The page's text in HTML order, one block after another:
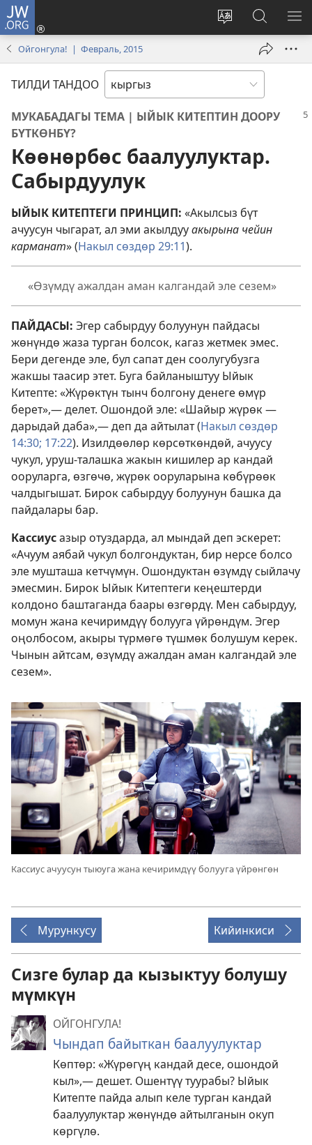
JW.ORG
Башка
тандоо
Кирүү
(жаңы
JW.ORG
сайтынан
издөө
Ойгонгула! | Февраль, 2015
ТИЛДИ ТАНДОО
МУКАБАДАГЫ ТЕМА | ЫЙЫК КИТЕПТИН ДООРУ
БҮТКӨНБҮ?
Көөнөрбөс баалуулуктар.
Сабырдуулук
ЫЙЫК КИТЕПТЕГИ ПРИНЦИП: «Акылсыз бүт
ачуусун чыгарат, ал эми акылдууакырына чейин
карманат» (Накыл сөздөр 29:11).
«Өзүмдү ажалдан аман калгандай эле сезем»
ПАЙДАСЫ: Эгер сабырдуу болуунун пайдасы
жөнүндө жаза турган болсок, кагаз жетмек эмес.
Бери дегенде эле, бул сапат ден соолугубузга
жакшы таасир этет. Буга байланыштуу Ыйык
Китепте: «Жүрөктүн тынч болгону денеге өмүр
берет»,— делет. Ошондой эле: «Шайыр жүрөк —
дарыдай даба»,— деп да айтылат (Накыл сөздөр
14:30; 17:22). Изилдөөлөр көрсөткөндөй, ачуусу
чукул, уруш-талашка жакын кишилер ар кандай
ооруларга, өзгөчө, жүрөк ооруларына көбүрөөк
чалдыгышат. Бирок сабырдуу болуунун башка да
пайдалары бар.
Кассиусазыр отуздарда, ал мындай деп эскерет:
«Ачуум аябай чукул болгондуктан, бир нерсе болсо
эле мушташа кетчүмүн. Ошондуктан өзүмдү сыйлачу
эмесмин. Бирок Ыйык Китептеги кеңештерди
колдоно баштаганда баары өзгөрдү. Мен сабырдуу,
момун жана кечиримдүү болууга үйрөндүм. Эгер
оңолбосом, акыры түрмөгө түшмөк болушум керек.
Чынын айтсам, өзүмдү ажалдан аман калгандай эле
сезем».
Кассиус ачуусун тыюуга жана кечиримдүү болууга үйрөнгөн
Мурункусу Кийинкиси
Сизге булар да кызыктуу болушу
мүмкүн
ОЙГОНГУЛА!
Чындап байыткан баалуулуктар
Көптөр: «Жүрөгүң кандай десе, ошондой
кыл»,— дешет. Ошентүү туурабы? Ыйык
Китепте пайда алып келе турган кандай
баалуулуктар жөнүндө айтылганын окуп
көргүлө.